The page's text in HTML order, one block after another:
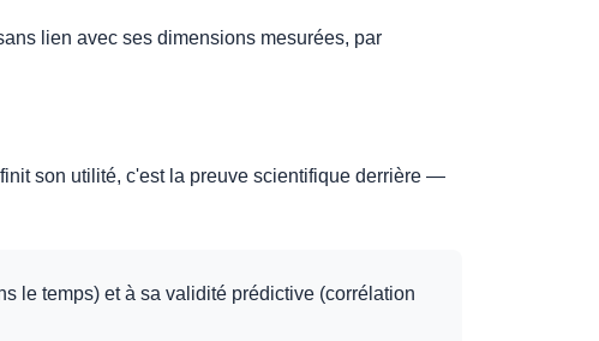
lien avec ses dimensions mesurées, par
son utilité, c'est la preuve scientifique derrière —
le temps) et à sa validité prédictive (corrélation